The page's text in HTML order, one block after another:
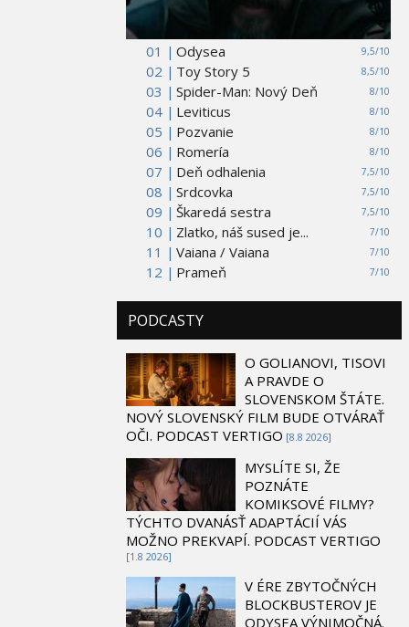
01 | 9,5/10
Odysea
02 |
8,5/10
Toy Story 5
03 |
8/10
Spider-Man: Nový Deň
04 |
8/10
Leviticus
05 |
8/10
Pozvanie
06 |
8/10
Romería
07 |
7,5/10
Deň odhalenia
08 |
7,5/10
Srdcovka
09 |
7,5/10
Škaredá sestra
10 |
7/10
Zlatko, náš sused je...
11 |
7/10
Vaiana / Vaiana
12 |
7/10
Prameň
PODCASTY
O GOLIANOVI, TISOVI
A PRAVDE O
SLOVENSKOM ŠTÁTE.
NOVÝ SLOVENSKÝ FILM BUDE OTVÁRAŤ
OČI. PODCAST VERTIGO [8.8 2026]
MYSLÍTE SI, ŽE
POZNÁTE
KOMIKSOVÉ FILMY?
TÝCHTO DVANÁSŤ ADAPTÁCIÍ VÁS
MOŽNO PREKVAPÍ. PODCAST VERTIGO
[1.8 2026]
V ÉRE ZBYTOČNÝCH
BLOCKBUSTEROV JE
ODYSEA VÝNIMOČNÁ.